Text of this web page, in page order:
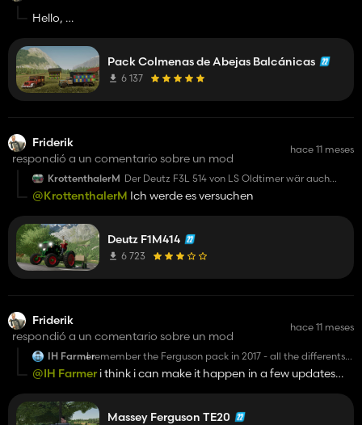
Hello,
trying but i can't seem to make it work. It looses all textures.
If anyone can make, i would be very thankful
Pack Colmenas de Abejas Balcánicas
6 137
Friderik
respondió a un comentario sobre un mod
hace 11 meses
KrottenthalerM Der Deutz F3L 514 von LS Oldtimer wär auch
schön im 22er zu sehen
@KrottenthalerM Ich werde es versuchen
Deutz F1M414
6 723
Friderik
respondió a un comentario sobre un mod
hace 11 meses
IH FarmerI remember the Ferguson pack in 2017 - all the differents
types and the banana loader. Wonder whether they will
ever come back
@IH Farmeri think i can make it happen in a few updates
Massey Ferguson TE20